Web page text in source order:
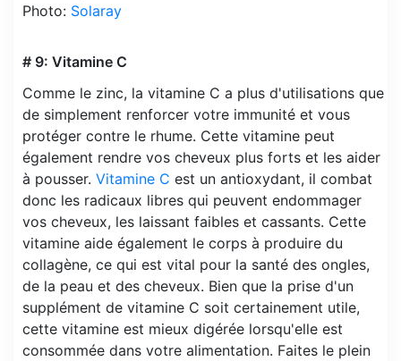
Photo: Solaray
# 9: Vitamine C
Comme le zinc, la vitamine C a plus d'utilisations que
de simplement renforcer votre immunité et vous
protéger contre le rhume. Cette vitamine peut
également rendre vos cheveux plus forts et les aider
à pousser. Vitamine C est un antioxydant, il combat
donc les radicaux libres qui peuvent endommager
vos cheveux, les laissant faibles et cassants. Cette
vitamine aide également le corps à produire du
collagène, ce qui est vital pour la santé des ongles,
de la peau et des cheveux. Bien que la prise d'un
supplément de vitamine C soit certainement utile,
cette vitamine est mieux digérée lorsqu'elle est
consommée dans votre alimentation. Faites le plein